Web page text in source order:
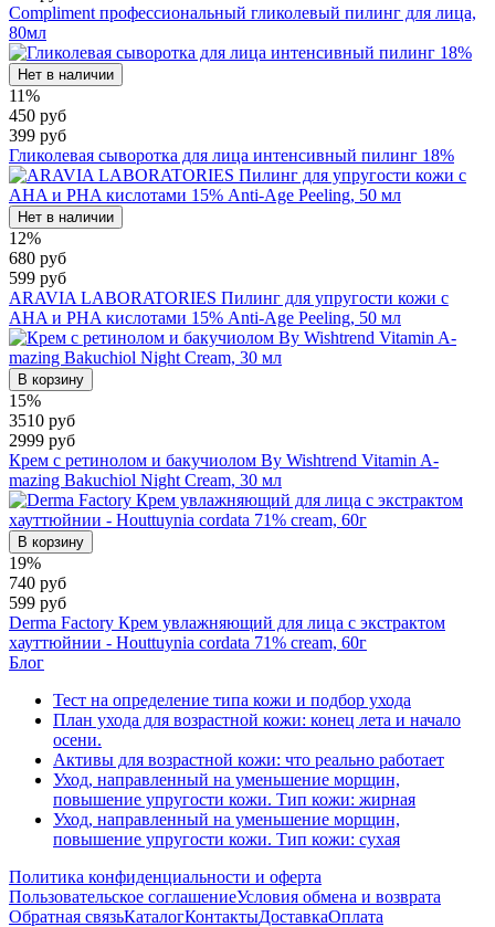
Compliment профессиональный гликолевый пилинг для лица,
80мл
Нет в наличии
11%
450 руб
399 руб
Гликолевая сыворотка для лица интенсивный пилинг 18%
Нет в наличии
12%
680 руб
599 руб
ARAVIA LABORATORIES Пилинг для упругости кожи с
AHA и PHA кислотами 15% Anti-Age Peeling, 50 мл
В корзину
15%
3510 руб
2999 руб
Крем с ретинолом и бакучиолом By Wishtrend Vitamin A-
mazing Bakuchiol Night Cream, 30 мл
В корзину
19%
740 руб
599 руб
Derma Factory Крем увлажняющий для лица с экстрактом
хауттюйнии - Houttuynia cordata 71% cream, 60г
Блог
Тест на определение типа кожи и подбор ухода
План ухода для возрастной кожи: конец лета и начало
осени.
Активы для возрастной кожи: что реально работает
Уход, направленный на уменьшение морщин,
повышение упругости кожи. Тип кожи: жирная
Уход, направленный на уменьшение морщин,
повышение упругости кожи. Тип кожи: сухая
Политика конфиденциальности и оферта
Пользовательское соглашениеУсловия обмена и возврата
Обратная связьКаталогКонтактыДоставкаОплата